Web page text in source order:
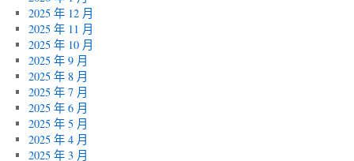
2025 年 12 月
2025 年 11 月
2025 年 10 月
2025 年 9 月
2025 年 8 月
2025 年 7 月
2025 年 6 月
2025 年 5 月
2025 年 4 月
2025 年 3 月